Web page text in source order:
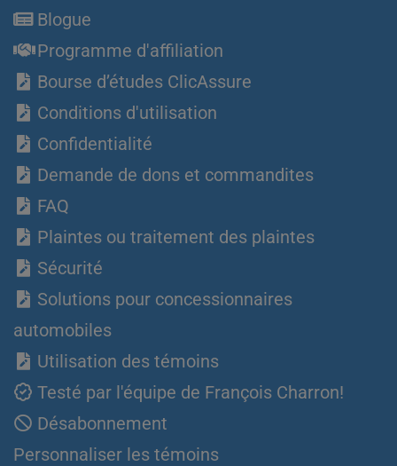
Blogue
Programme d'affiliation
Bourse d’études ClicAssure
Conditions d'utilisation
Confidentialité
Demande de dons et commandites
FAQ
Plaintes ou traitement des plaintes
Sécurité
Solutions pour concessionnaires
automobiles
Utilisation des témoins
Testé par l'équipe de François Charron!
Désabonnement
Personnaliser les témoins